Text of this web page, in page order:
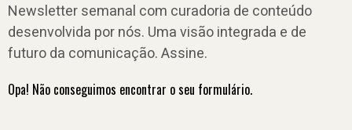
Newsletter semanal com curadoria de conteúdo
desenvolvida por nós. Uma visão integrada e de
futuro da comunicação. Assine.
Opa! Não conseguimos encontrar o seu formulário.